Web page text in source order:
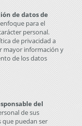
de datos de
para el
personal.
de privacidad a
mayor información y
de los datos
del
de sus
que puedan ser